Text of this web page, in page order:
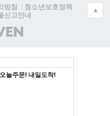
방침
청소년보호정책
신고안내
(주)
인
▲